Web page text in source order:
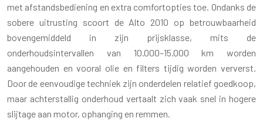
met afstandsbediening en extra comfortopties toe. Ondanks de
sobere uitrusting scoort de Alto 2010 op betrouwbaarheid
bovengemiddeld in zijn prijsklasse, mits de
onderhoudsintervallen van 10.000–15.000 km worden
aangehouden en vooral olie en filters tijdig worden ververst.
Door de eenvoudige techniek zijn onderdelen relatief goedkoop,
maar achterstallig onderhoud vertaalt zich vaak snel in hogere
slijtage aan motor, ophanging en remmen.